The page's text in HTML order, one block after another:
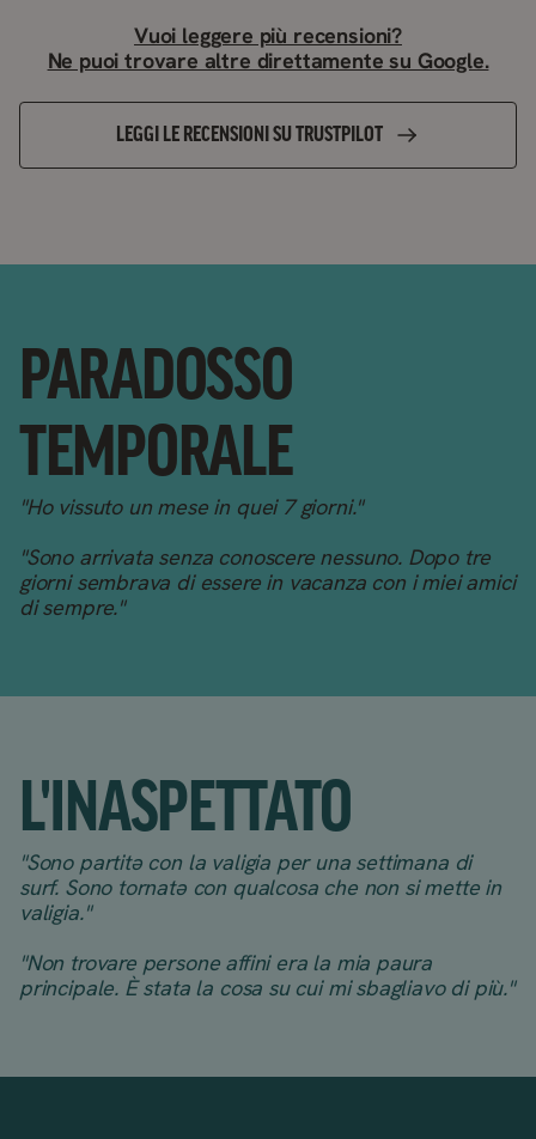
Vuoi leggere più recensioni?
Ne puoi trovare altre direttamente su Google.
LEGGI LE RECENSIONI SU TRUSTPILOT
PARADOSSO
TEMPORALE
"Ho vissuto un mese in quei 7 giorni."
"Sono arrivata senza conoscere nessuno. Dopo tre
giorni sembrava di essere in vacanza con i miei amici
di sempre."
L'INASPETTATO
"Sono partitə con la valigia per una settimana di
surf. Sono tornatə con qualcosa che non si mette in
valigia."
"Non trovare persone affini era la mia paura
principale. È stata la cosa su cui mi sbagliavo di più."